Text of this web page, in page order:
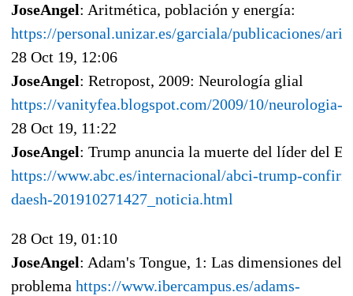
JoseAngel: Aritmética, población y energía:
https://personal.unizar.es/garciala/publicaciones/
28 Oct 19, 12:06
JoseAngel: Retropost, 2009: Neurología glial
https://vanityfea.blogspot.com/2009/10/neurologia-
28 Oct 19, 11:22
JoseAngel: Trump anuncia la muerte del líder del
https://www.abc.es/internacional/abci-trump-
daesh-201910271427_noticia.html
28 Oct 19, 01:10
JoseAngel: Adam's Tongue, 1: Las dimensiones del
problema https://www.ibercampus.es/adams-